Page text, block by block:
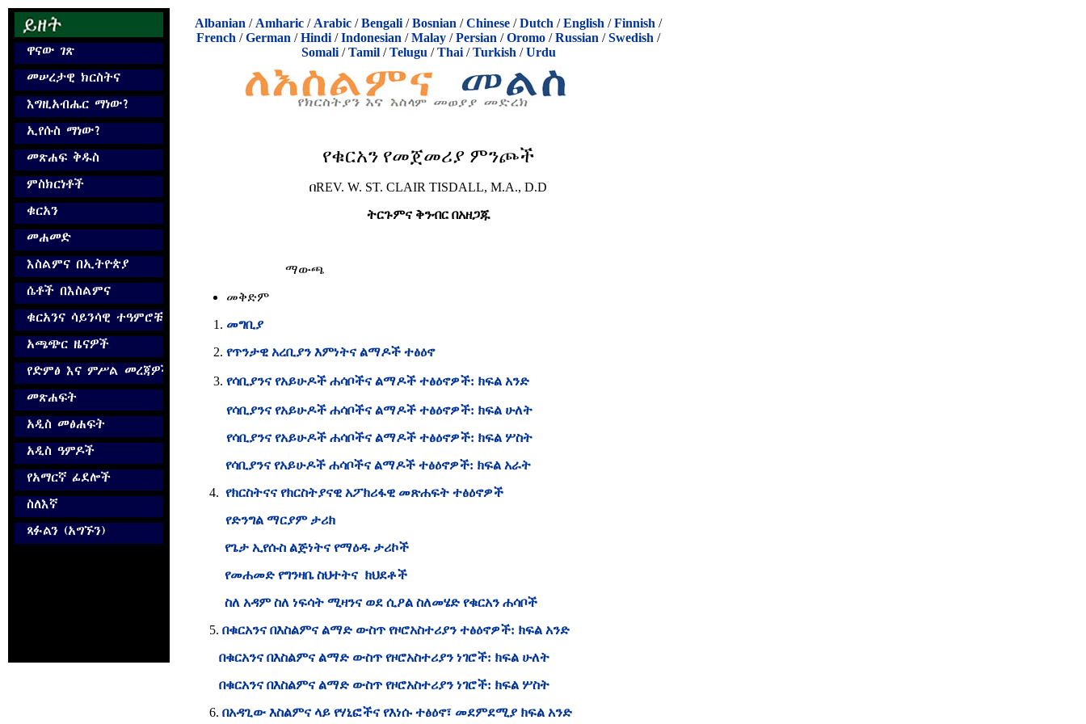
Albanian / Amharic / Arabic /Bengali /Bosnian /Chinese /Dutch /English /Finnish /
French /German /Hindi /Indonesian /Malay /Persian /Oromo /Russian /Swedish /
Somali/Tamil/Telugu /Thai/Turkish /Urdu
የቁርአን የመጀመሪያ ምንጮች
በREV. W. ST. CLAIR TISDALL, M.A., D.D
ትርጉምና ቅንብር በአዘጋጁ
ማውጫ
መቅድም
መግቢያ
የጥንታዊ አረቢያን እምነትና ልማዶች ተፅዕኖ
የሳቢያንና የአይሁዶች ሐሳቦችና ልማዶች ተፅዕኖዎች: ክፍል አንድ
የሳቢያንና የአይሁዶች ሐሳቦችና ልማዶች ተፅዕኖዎች: ክፍል ሁለት
የሳቢያንና የአይሁዶች ሐሳቦችና ልማዶች ተፅዕኖዎች: ክፍል ሦስት
የሳቢያንና የአይሁዶች ሐሳቦችና ልማዶች ተፅዕኖዎች: ክፍል አራት
4. የክርስትናና የክርስትያናዊ አፖክሪፋዊ መጽሐፍት ተፅዕኖዎች
የድንግል ማርያም ታሪክ
የጌታ ኢየሱስ ልጅነትና የማዕዱ ታሪኮች
የመሐመድ የግንዛቤ ስህተትና ክህደቶች
ስለ አዳም ስለ ነፍሳት ሚዛንና ወደ ሲዖል ስለመሄድ የቁርአን ሐሳቦች
5. በቁርአንና በእስልምና ልማድ ውስጥ የዞሮአስተሪያን ተፅዕኖዎች: ክፍል አንድ
በቁርአንና በእስልምና ልማድ ውስጥ የዞሮአስተሪያን ነገሮች: ክፍል ሁለት
በቁርአንና በእስልምና ልማድ ውስጥ የዞሮአስተሪያን ነገሮች: ክፍል ሦስት
6. በአዳጊው እስልምና ላይ የሃኒፎችና የእነሱ ተፅዕኖ፣ መደምደሚያ ክፍል አንድ